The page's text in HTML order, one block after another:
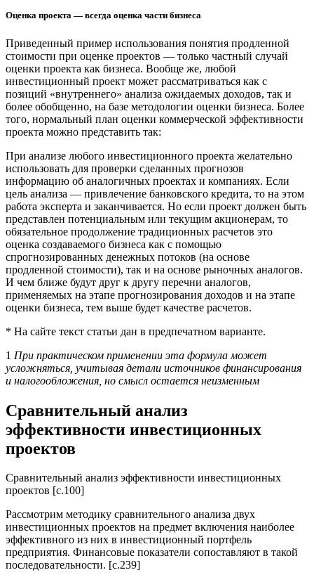
Оценка проекта — всегда оценка части бизнеса
Приведенный пример использования понятия продленной
стоимости при оценке проектов — только частный случай
оценки проекта как бизнеса. Вообще же, любой
инвестиционный проект может рассматриваться как с
позиций «внутреннего» анализа ожидаемых доходов, так и
более обобщенно, на базе методологии оценки бизнеса. Более
того, нормальный план оценки коммерческой эффективности
проекта можно представить так:
При анализе любого инвестиционного проекта желательно
использовать для проверки сделанных прогнозов
информацию об аналогичных проектах и компаниях. Если
цель анализа — привлечение банковского кредита, то на этом
работа эксперта и заканчивается. Но если проект должен быть
представлен потенциальным или текущим акционерам, то
обязательное продолжение традиционных расчетов это
оценка создаваемого бизнеса как с помощью
спрогнозированных денежных потоков (на основе
продленной стоимости), так и на основе рыночных аналогов.
И чем ближе будут друг к другу перечни аналогов,
применяемых на этапе прогнозирования доходов и на этапе
оценки бизнеса, тем выше будет качестве расчетов.
* На сайте текст статьи дан в предпечатном варианте.
1 При практическом применении эта формула может
усложняться, учитывая детали источников финансирования
и налогообложения, но смысл остается неизменным
Сравнительный анализ
эффективности инвестиционных
проектов
Сравнительный анализ эффективности инвестиционных
проектов [c.100]
Рассмотрим методику сравнительного анализа двух
инвестиционных проектов на предмет включения наиболее
эффективного из них в инвестиционный портфель
предприятия. Финансовые показатели сопоставляют в такой
последовательности. [c.239]